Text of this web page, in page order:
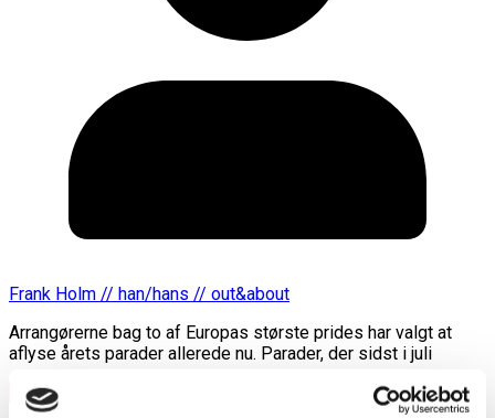
Frank Holm // han/hans // out&about
Arrangørerne bag to af Europas største prides har valgt at
aflyse årets parader allerede nu. Parader, der sidst i juli
Læs mere